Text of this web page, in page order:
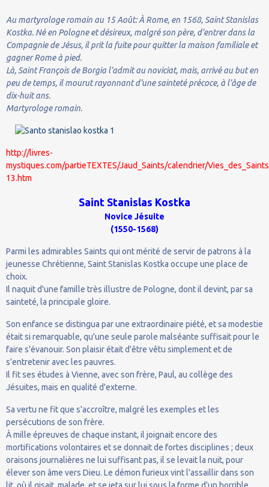
Au martyrologe romain au 15 Août: À Rome, en 1568, Saint Stanislas
Kostka. Né en Pologne et désireux, malgré son père, d’entrer dans la
Compagnie de Jésus, il prit la fuite pour quitter la maison familiale et
gagner Rome à pied.
Là, Saint François de Borgia l’admit au noviciat, mais, arrivé au but en
peu de temps, il mourut rayonnant d’une sainteté précoce, à l’âge de
dix-huit ans.
Martyrologe romain.
http://livres-
mystiques.com/partieTEXTES/Jaud_Saints/calendrier/
13.htm
Saint Stanislas Kostka
Novice Jésuite
(1550-1568)
Parmi les admirables Saints qui ont mérité de servir de patrons à la
jeunesse Chrétienne, Saint Stanislas Kostka occupe une place de
choix.
Il naquit d'une famille très illustre de Pologne, dont il devint, par sa
sainteté, la principale gloire.
Son enfance se distingua par une extraordinaire piété, et sa modestie
était si remarquable, qu'une seule parole malséante suffisait pour le
faire s'évanouir. Son plaisir était d'être vêtu simplement et de
s'entretenir avec les pauvres.
Il fit ses études à Vienne, avec son frère, Paul, au collège des
Jésuites, mais en qualité d'externe.
Sa vertu ne fit que s'accroître, malgré les exemples et les
persécutions de son frère.
À mille épreuves de chaque instant, il joignait encore des
mortifications volontaires et se donnait de fortes disciplines ; deux
oraisons journalières ne lui suffisant pas, il se levait la nuit, pour
élever son âme vers Dieu. Le démon furieux vint l'assaillir dans son
lit, où il gisait, malade, et se jeta sur lui sous la forme d'un horrible